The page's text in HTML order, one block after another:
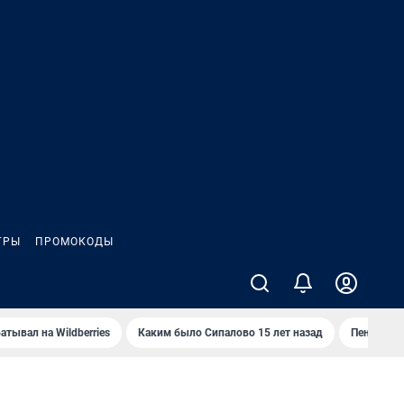
ПРОМОКОДЫ
на Wildberries Каким было Сипалово 15 лет назад